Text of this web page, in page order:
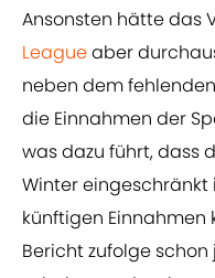
Ansonsten hätte das
Leagueaber
neben dem
die Einnahmen der
was dazu führt, dass
Winter eingeschränkt
künftigen
Bericht zufolge